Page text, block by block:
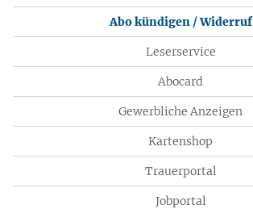
Abo kündigen / Widerruf
Leserservice
Abocard
Gewerbliche Anzeigen
Kartenshop
Trauerportal
Jobportal